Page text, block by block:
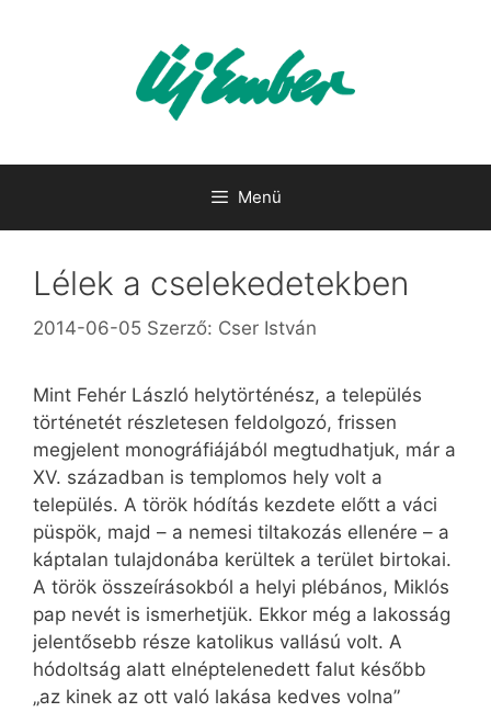
Menü
Lélek a cselekedetekben
2014-06-05 Szerző: Cser István
Mint Fehér László helytörténész, a település
történetét részletesen feldolgozó, frissen
megjelent monográfiájából megtudhatjuk, már a
XV. században is templomos hely volt a
település. A török hódítás kezdete előtt a váci
püspök, majd – a nemesi tiltakozás ellenére – a
káptalan tulajdonába kerültek a terület birtokai.
A török összeírásokból a helyi plébános, Miklós
pap nevét is ismerhetjük. Ekkor még a lakosság
jelentősebb része katolikus vallású volt. A
hódoltság alatt elnéptelenedett falut később
„az kinek az ott való lakása kedves volna”